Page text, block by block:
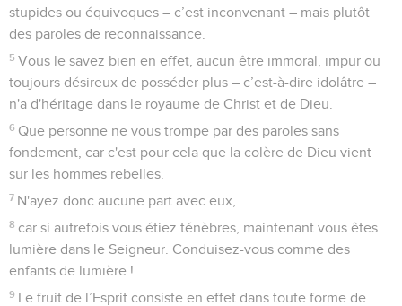
stupides ou équivoques – c’est inconvenant – mais plutôt
des paroles de reconnaissance.
5 Vous le savez bien en effet, aucun être immoral, impur ou
toujours désireux de posséder plus – c’est-à-dire idolâtre –
n'a d'héritage dans le royaume de Christ et de Dieu.
6 Que personne ne vous trompe par des paroles sans
fondement, car c'est pour cela que la colère de Dieu vient
sur les hommes rebelles.
7 N'ayez donc aucune part avec eux,
8 car si autrefois vous étiez ténèbres, maintenant vous êtes
lumière dans le Seigneur. Conduisez-vous comme des
enfants de lumière !
9 Le fruit de l’Esprit consiste en effet dans toute forme de